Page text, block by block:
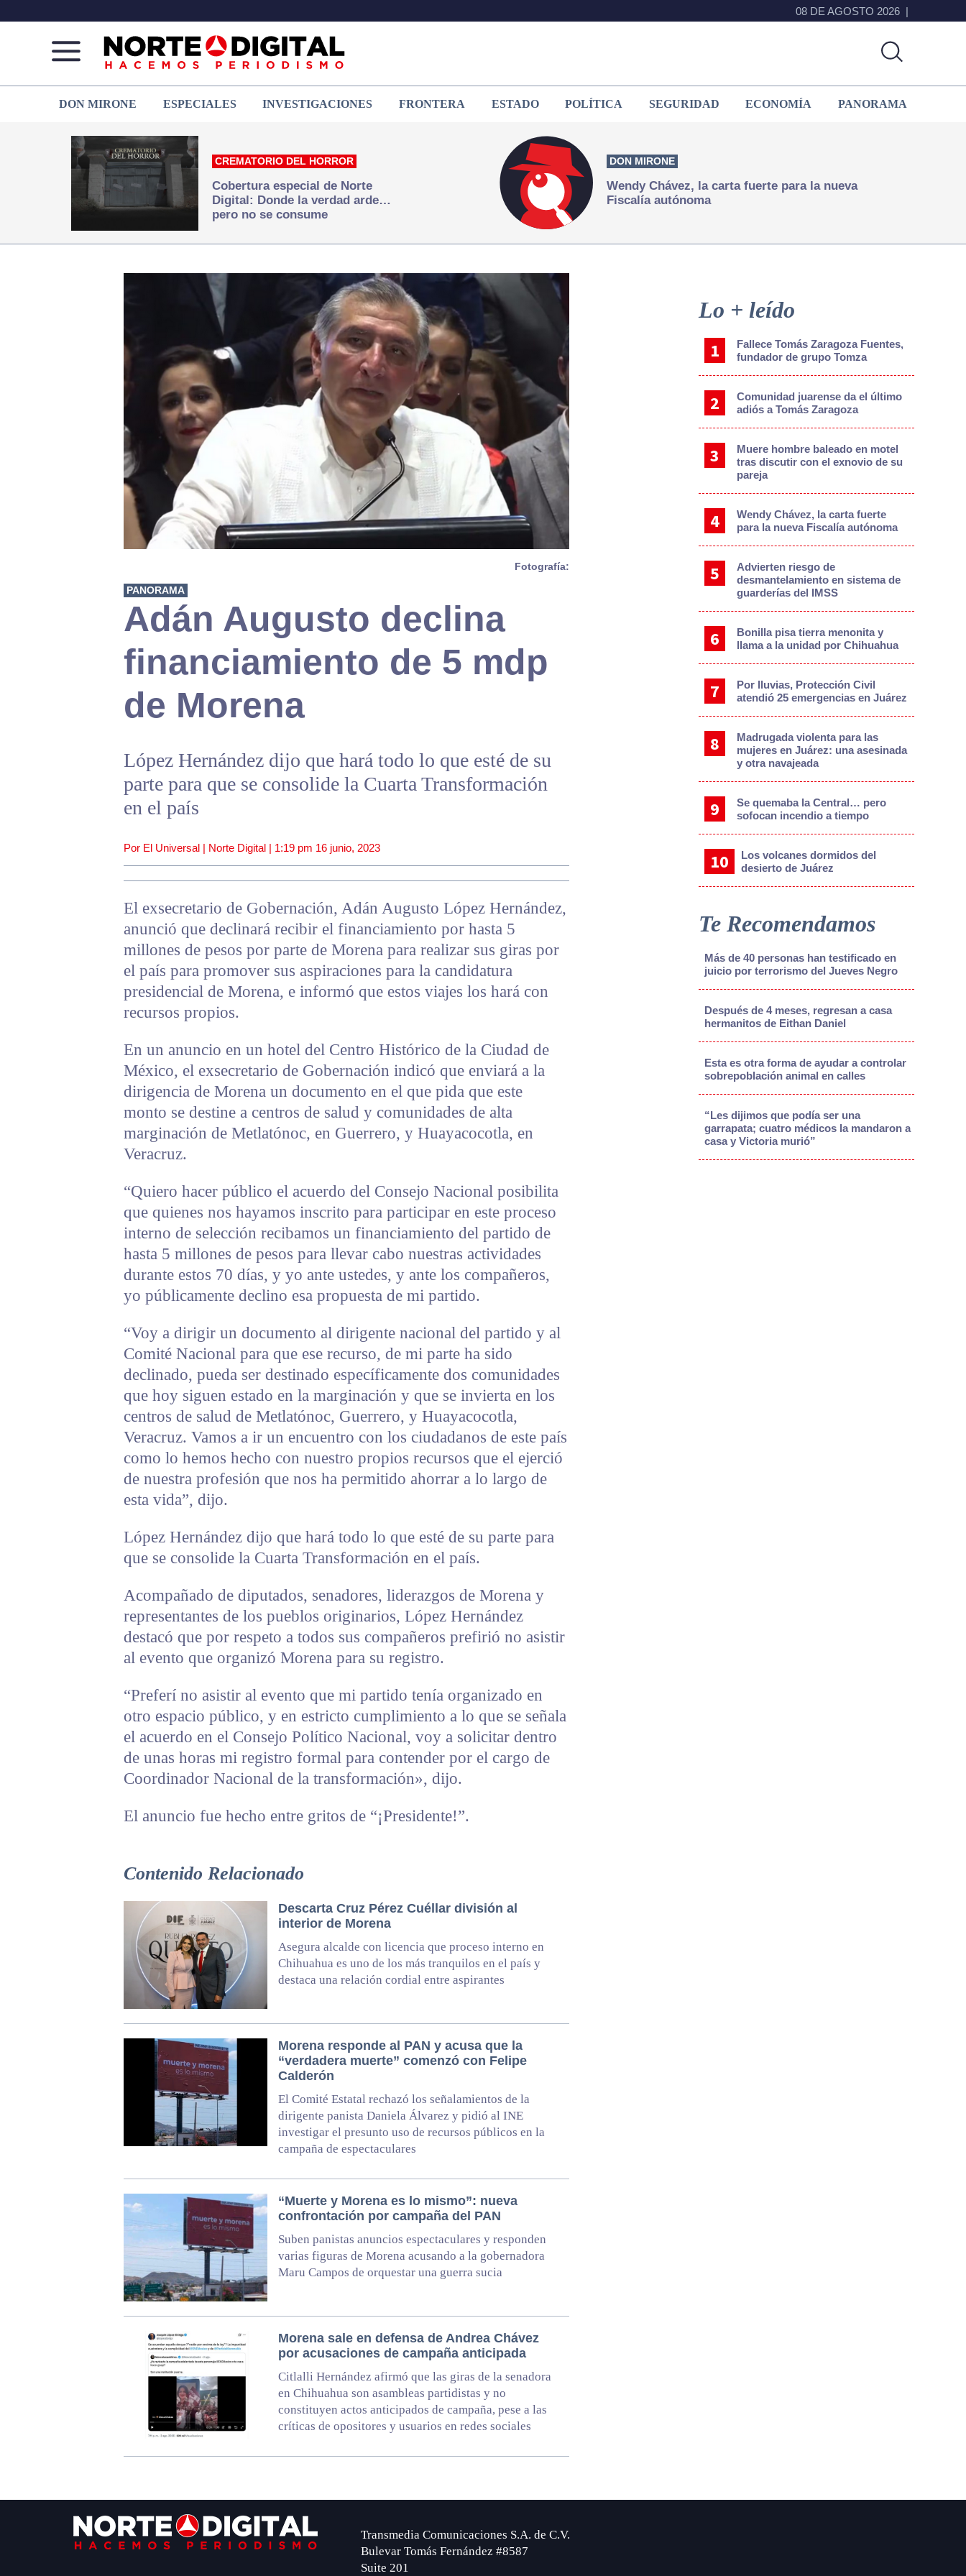
08 DE AGOSTO 2026
de
Juárez
que
hacemos periodismo
DON MIRONE ESPECIALES INVESTIGACIONES FRONTERA ESTADO POLÍTICA SEGURIDAD ECONOMÍA PANORAMA
CREMATORIO DEL HORROR
Cobertura especial de Norte
Digital: Donde la verdad arde…
pero no se consume
DON MIRONE
Wendy Chávez, la carta fuerte para la nueva
Fiscalía autónoma
Fotografía:
PANORAMA
Adán Augusto declina
financiamiento de 5 mdp
de Morena
López Hernández dijo que hará todo lo que esté de su
parte para que se consolide la Cuarta Transformación
en el país
Por El Universal | Norte Digital | 1:19 pm 16 junio, 2023
El exsecretario de Gobernación, Adán Augusto López Hernández,
anunció que declinará recibir el financiamiento por hasta 5
millones de pesos por parte de Morena para realizar sus giras por
el país para promover sus aspiraciones para la candidatura
presidencial de Morena, e informó que estos viajes los hará con
recursos propios.
En un anuncio en un hotel del Centro Histórico de la Ciudad de
México, el exsecretario de Gobernación indicó que enviará a la
dirigencia de Morena un documento en el que pida que este
monto se destine a centros de salud y comunidades de alta
marginación de Metlatónoc, en Guerrero, y Huayacocotla, en
Veracruz.
“Quiero hacer público el acuerdo del Consejo Nacional posibilita
que quienes nos hayamos inscrito para participar en este proceso
interno de selección recibamos un financiamiento del partido de
hasta 5 millones de pesos para llevar cabo nuestras actividades
durante estos 70 días, y yo ante ustedes, y ante los compañeros,
yo públicamente declino esa propuesta de mi partido.
“Voy a dirigir un documento al dirigente nacional del partido y al
Comité Nacional para que ese recurso, de mi parte ha sido
declinado, pueda ser destinado específicamente dos comunidades
que hoy siguen estado en la marginación y que se invierta en los
centros de salud de Metlatónoc, Guerrero, y Huayacocotla,
Veracruz. Vamos a ir un encuentro con los ciudadanos de este país
como lo hemos hecho con nuestro propios recursos que el ejerció
de nuestra profesión que nos ha permitido ahorrar a lo largo de
esta vida”, dijo.
López Hernández dijo que hará todo lo que esté de su parte para
que se consolide la Cuarta Transformación en el país.
Acompañado de diputados, senadores, liderazgos de Morena y
representantes de los pueblos originarios, López Hernández
destacó que por respeto a todos sus compañeros prefirió no asistir
al evento que organizó Morena para su registro.
“Preferí no asistir al evento que mi partido tenía organizado en
otro espacio público, y en estricto cumplimiento a lo que se señala
el acuerdo en el Consejo Político Nacional, voy a solicitar dentro
de unas horas mi registro formal para contender por el cargo de
Coordinador Nacional de la transformación», dijo.
El anuncio fue hecho entre gritos de “¡Presidente!”.
Contenido Relacionado
Descarta Cruz Pérez Cuéllar división al
interior de Morena
Asegura alcalde con licencia que proceso interno en
Chihuahua es uno de los más tranquilos en el país y
destaca una relación cordial entre aspirantes
Morena responde al PAN y acusa que la
“verdadera muerte” comenzó con Felipe
Calderón
El Comité Estatal rechazó los señalamientos de la
dirigente panista Daniela Álvarez y pidió al INE
investigar el presunto uso de recursos públicos en la
campaña de espectaculares
“Muerte y Morena es lo mismo”: nueva
confrontación por campaña del PAN
Suben panistas anuncios espectaculares y responden
varias figuras de Morena acusando a la gobernadora
Maru Campos de orquestar una guerra sucia
Morena sale en defensa de Andrea Chávez
por acusaciones de campaña anticipada
Citlalli Hernández afirmó que las giras de la senadora
en Chihuahua son asambleas partidistas y no
constituyen actos anticipados de campaña, pese a las
críticas de opositores y usuarios en redes sociales
Sidebar
Lo + leído
Fallece Tomás Zaragoza Fuentes,
fundador de grupo Tomza
Comunidad juarense da el último
adiós a Tomás Zaragoza
Muere hombre baleado en motel
tras discutir con el exnovio de su
pareja
Wendy Chávez, la carta fuerte
para la nueva Fiscalía autónoma
Advierten riesgo de
desmantelamiento en sistema de
guarderías del IMSS
Bonilla pisa tierra menonita y
llama a la unidad por Chihuahua
Por lluvias, Protección Civil
atendió 25 emergencias en Juárez
Madrugada violenta para las
mujeres en Juárez: una asesinada
y otra navajeada
Se quemaba la Central… pero
sofocan incendio a tiempo
Los volcanes dormidos del
desierto de Juárez
Te Recomendamos
Más de 40 personas han testificado en
juicio por terrorismo del Jueves Negro
Después de 4 meses, regresan a casa
hermanitos de Eithan Daniel
Esta es otra forma de ayudar a controlar
sobrepoblación animal en calles
“Les dijimos que podía ser una
garrapata; cuatro médicos la mandaron a
casa y Victoria murió”
Transmedia Comunicaciones S.A. de C.V.
Bulevar Tomás Fernández #8587
Suite 201